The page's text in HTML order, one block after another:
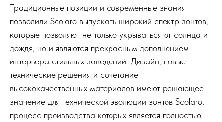
Традиционные позиции и современные знания
позволили Scolaro выпускать широкий спектр зонтов,
которые позволяют не только укрываться от солнца и
дождя, но и являются прекрасным дополнением
интерьера стильных заведений. Дизайн, новые
технические решения и сочетание
высококачественных материалов имеют решающее
значение для технической эволюции зонтов Scolaro,
процесс производства которых является полностью